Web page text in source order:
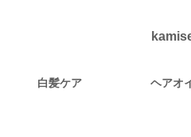
白髪ケア ヘアオ